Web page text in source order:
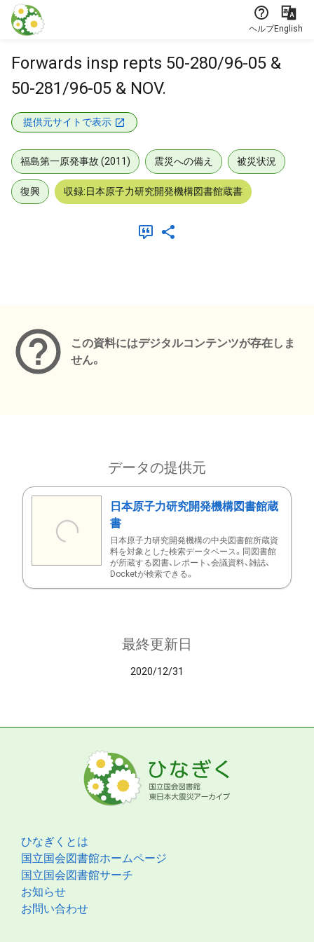
本文に飛ぶ
ヘルプEnglish
Forwards insp repts 50-280/96-05 &
50-281/96-05 & NOV.
提供元サイトで表示
福島第一原発事故 (2011) 震災への備え 被災状況
復興 収録:日本原子力研究開発機構図書館蔵書
この資料にはデジタルコンテンツが存在しま
せん。
データの提供元
日本原子力研究開発機構図書館蔵
書
日本原子力研究開発機構の中央図書館所蔵資
料を対象とした検索データベース。同図書館
が所蔵する図書、レポート、会議資料、雑誌、
Docketが検索できる。
最終更新日
2020/12/31
ひなぎくとは
国立国会図書館ホームページ
国立国会図書館サーチ
お知らせ
お問い合わせ